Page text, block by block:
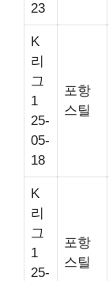
23
K
리
그
1
25-
05-
18
포항
스틸
K
리
그
1
25-
포항
스틸